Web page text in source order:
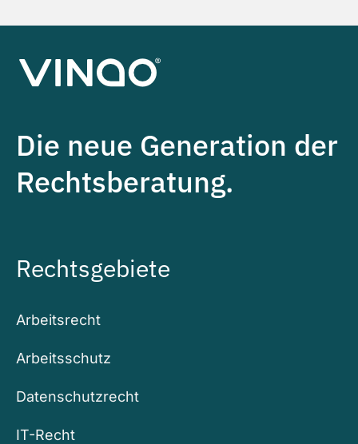
Die neue Generation der
Rechtsberatung.
Rechtsgebiete
Arbeitsrecht
Arbeitsschutz
Datenschutzrecht
IT-Recht